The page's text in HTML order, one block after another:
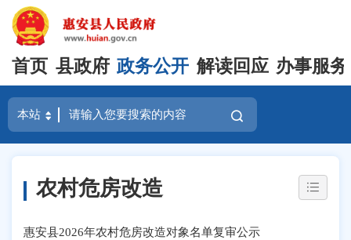
首页 县政府 政务公开 解读回应 办事服务
农村危房改造
惠安县2026年农村危房改造对象名单复审公示